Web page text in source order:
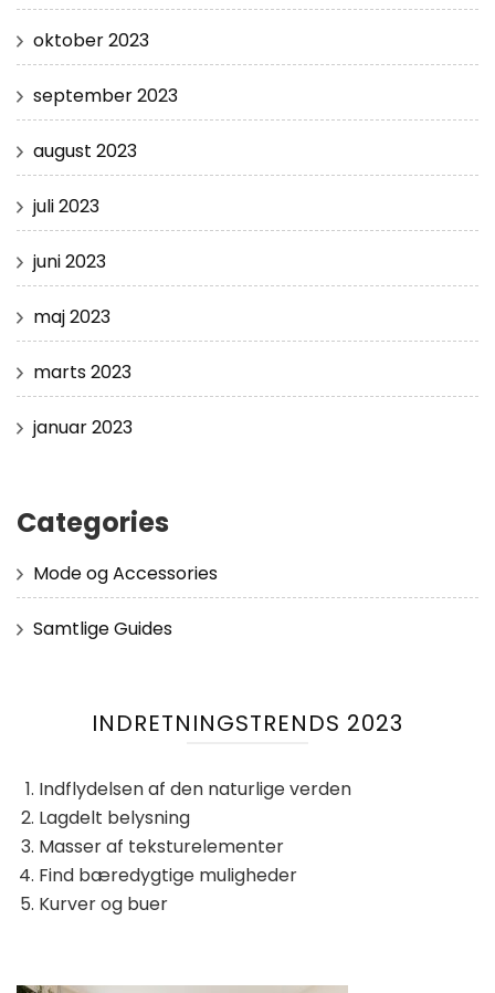
oktober 2023
september 2023
august 2023
juli 2023
juni 2023
maj 2023
marts 2023
januar 2023
Categories
Mode og Accessories
Samtlige Guides
INDRETNINGSTRENDS 2023
Indflydelsen af ​​den naturlige verden
Lagdelt belysning
Masser af teksturelementer
Find bæredygtige muligheder
Kurver og buer